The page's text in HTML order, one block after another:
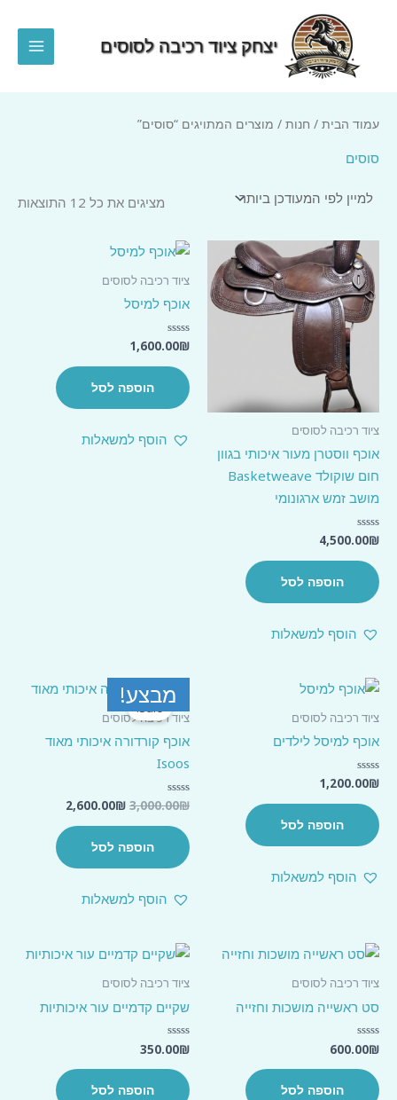
יצחק ציוד רכיבה לסוסים
עמוד הבית / חנות / מוצרים המתויגים “סוסים”
סוסים
מציגים את כל ⁦12⁩ התוצאות
ציוד רכיבה לסוסים
אוכף ווסטרן מעור איכותי בגוון
חום שוקולד Basketweave
מושב זמש ארגונומי
דורג
0
מתוך
5
4,500.00₪
הוספה לסל
הוסף למשאלות
ציוד רכיבה לסוסים
אוכף למיסל
דורג
0
מתוך
5
1,600.00₪
הוספה לסל
הוסף למשאלות
ציוד רכיבה לסוסים
אוכף למיסל לילדים
דורג
מתוך
5
1,200.00₪
הוספה לסל
הוסף למשאלות
מבצע!
Sale!
ציוד רכיבה לסוסים
אוכף קורדורה איכותי מאוד
Isoos
דורג
מתוך
5
3,000.00₪
המחיר
3,000.00₪.
2,600.00₪
הוא:
2,600.00₪.
הוספה לסל
הוסף למשאלות
ציוד רכיבה לסוסים
סט ראשייה מושכות וחזייה
דורג
0
מתוך
5
600.00₪
הוספה לסל
ציוד רכיבה לסוסים
שקיים קדמיים עור איכותיות
דורג
0
מתוך
5
350.00₪
הוספה לסל